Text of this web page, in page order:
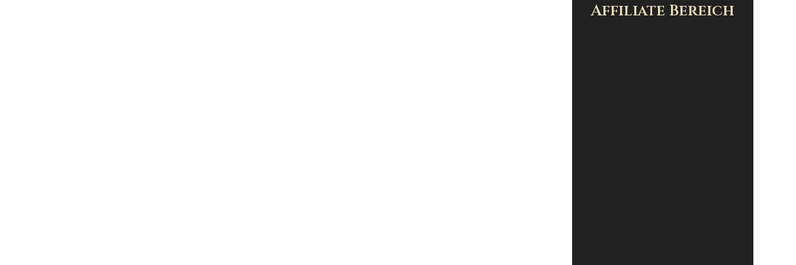
Affiliate Bereich